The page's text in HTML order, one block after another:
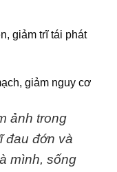
giảm trĩ tái phát
giảm nguy cơ
ảnh trong
đau đớn và
mình, sống